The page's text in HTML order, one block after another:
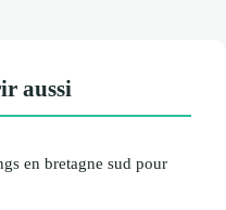
aussi
en bretagne sud pour